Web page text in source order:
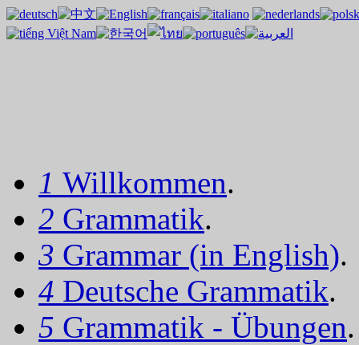
1 Willkommen.
2 Grammatik.
3 Grammar (in English).
4 Deutsche Grammatik.
5 Grammatik - Übungen.